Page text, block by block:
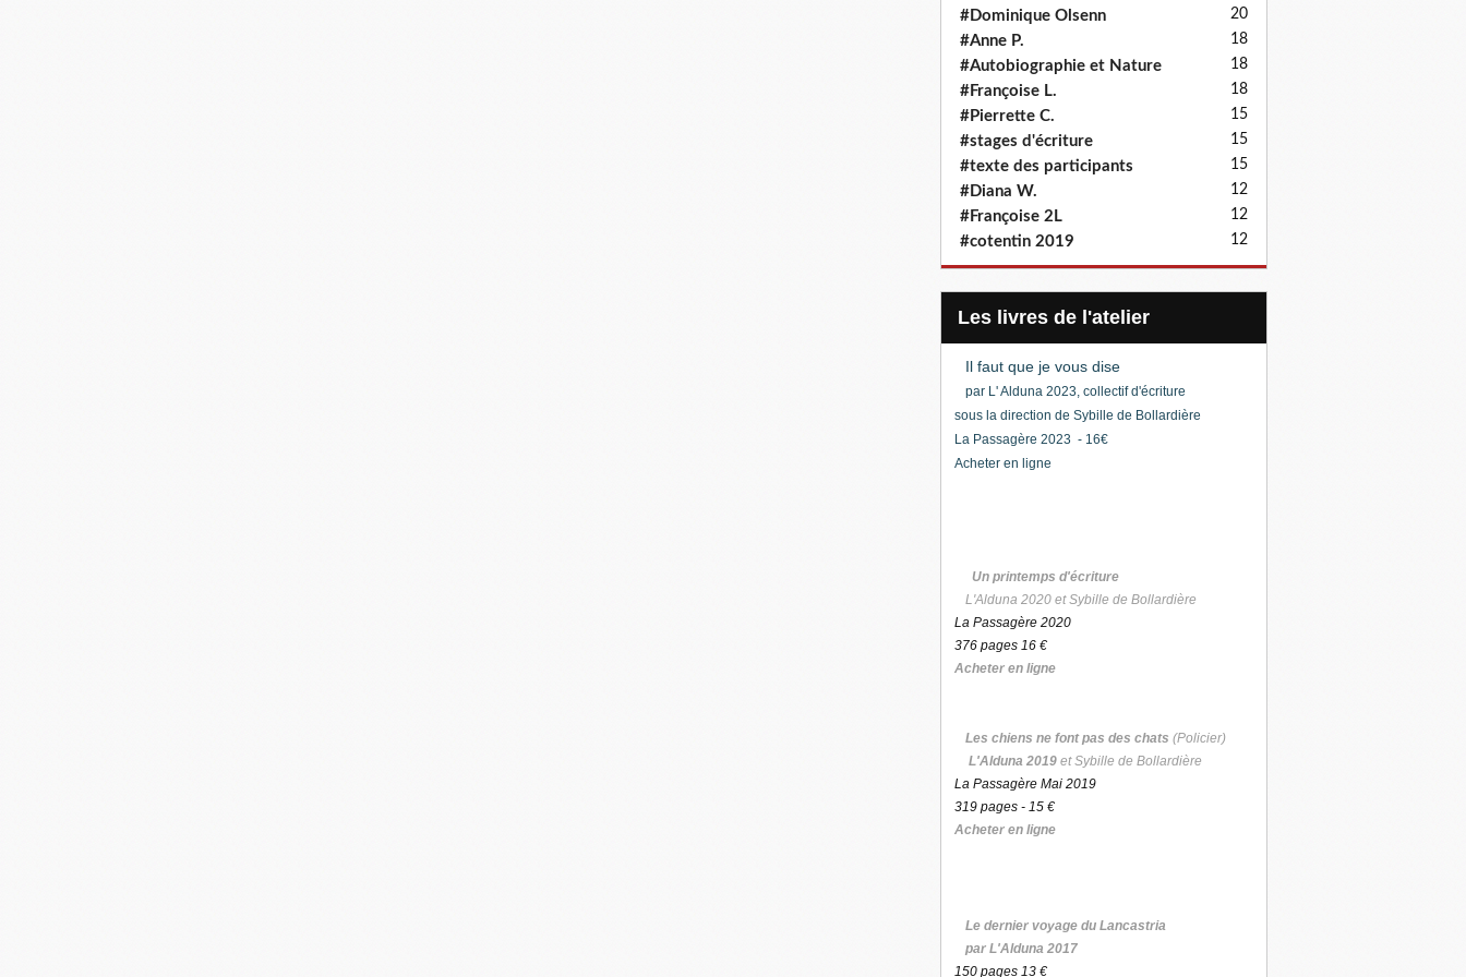
#Dominique Olsenn 20
#Anne P. 18
#Autobiographie et Nature 18
#Françoise L. 18
#Pierrette C. 15
#stages d'écriture 15
#texte des participants 15
#Diana W. 12
#Françoise 2L 12
#cotentin 2019 12
Les livres de l'atelier
Il faut que je vous dise
par L' Alduna 2023, collectif d'écriture
sous la direction de Sybille de Bollardière
La Passagère 2023 - 16€
Acheter en ligne
Un printemps d'écriture
L'Alduna 2020 et Sybille de Bollardière
La Passagère 2020
376 pages 16 €
Acheter en ligne
Les chiens ne font pas des chats (Policier)
L'Alduna 2019 et Sybille de Bollardière
La Passagère Mai 2019
319 pages - 15 €
Acheter en ligne
Le dernier voyage du Lancastria
par L'Alduna 2017
150 pages 13 €